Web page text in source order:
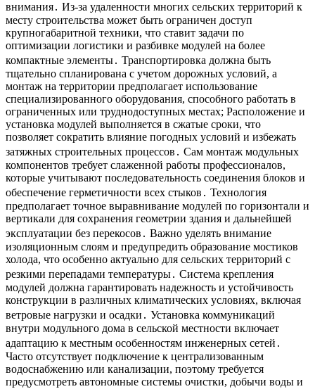
внимания․ Из-за удаленности многих сельских территорий к
месту строительства может быть ограничен доступ
крупногабаритной техники, что ставит задачи по
оптимизации логистики и разбивке модулей на более
компактные элементы․ Транспортировка должна быть
тщательно спланирована с учетом дорожных условий, а
монтаж на территории предполагает использование
специализированного оборудования, способного работать в
ограниченных или труднодоступных местах; Расположение и
установка модулей выполняется в сжатые сроки, что
позволяет сократить влияние погодных условий и избежать
затяжных строительных процессов․ Сам монтаж модульных
компонентов требует слаженной работы профессионалов,
которые учитывают последовательность соединения блоков и
обеспечение герметичности всех стыков․ Технология
предполагает точное выравнивание модулей по горизонтали и
вертикали для сохранения геометрии здания и дальнейшей
эксплуатации без перекосов․ Важно уделять внимание
изоляционным слоям и предупредить образование мостиков
холода, что особенно актуально для сельских территорий с
резкими перепадами температуры․ Система крепления
модулей должна гарантировать надежность и устойчивость
конструкции в различных климатических условиях, включая
ветровые нагрузки и осадки․ Установка коммуникаций
внутри модульного дома в сельской местности включает
адаптацию к местным особенностям инженерных сетей․
Часто отсутствует подключение к централизованным
водоснабжению или канализации, поэтому требуется
предусмотреть автономные системы очистки, добычи воды и